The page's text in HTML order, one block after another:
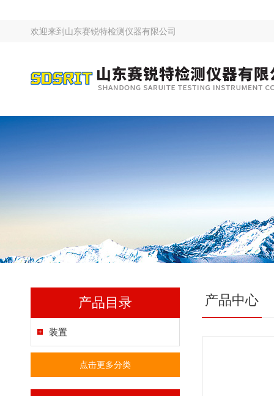
欢迎来到 山东赛锐特检测仪器有限公司
产品目录
装置
点击更多分类
产品中心